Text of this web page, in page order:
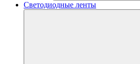
Светодиодные ленты